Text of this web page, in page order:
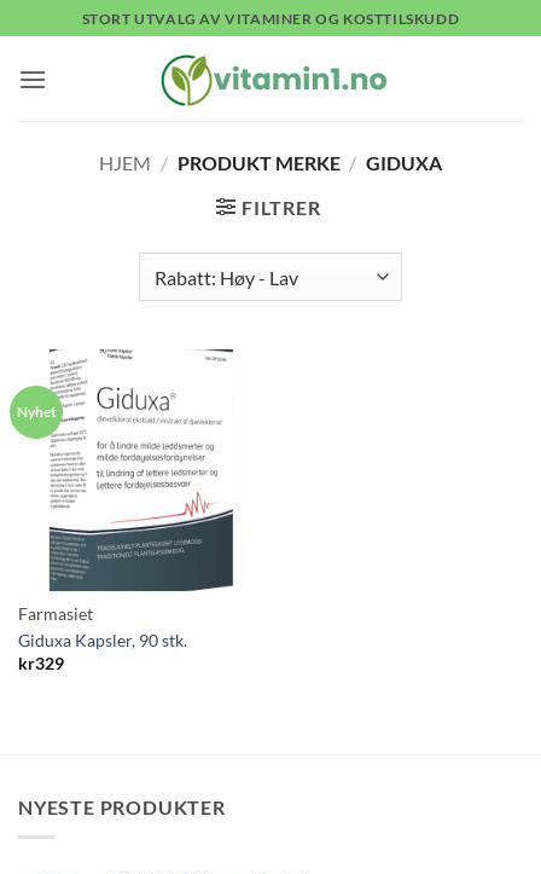
to
content
STORT UTVALG AV VITAMINER OG KOSTTILSKUDD
HJEM / PRODUKT MERKE / GIDUXA
FILTRER
Farmasiet
Giduxa Kapsler, 90 stk.
kr329
NYESTE PRODUKTER